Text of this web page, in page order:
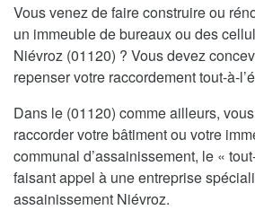
Vous venez de faire construire ou
un immeuble de bureaux ou des
Niévroz (01120) ? Vous devez
repenser votre raccordement tout-à-
Dans le (01120) comme ailleurs,
raccorder votre bâtiment ou votre
communal d’assainissement, le «
faisant appel à une entreprise
assainissement Niévroz.